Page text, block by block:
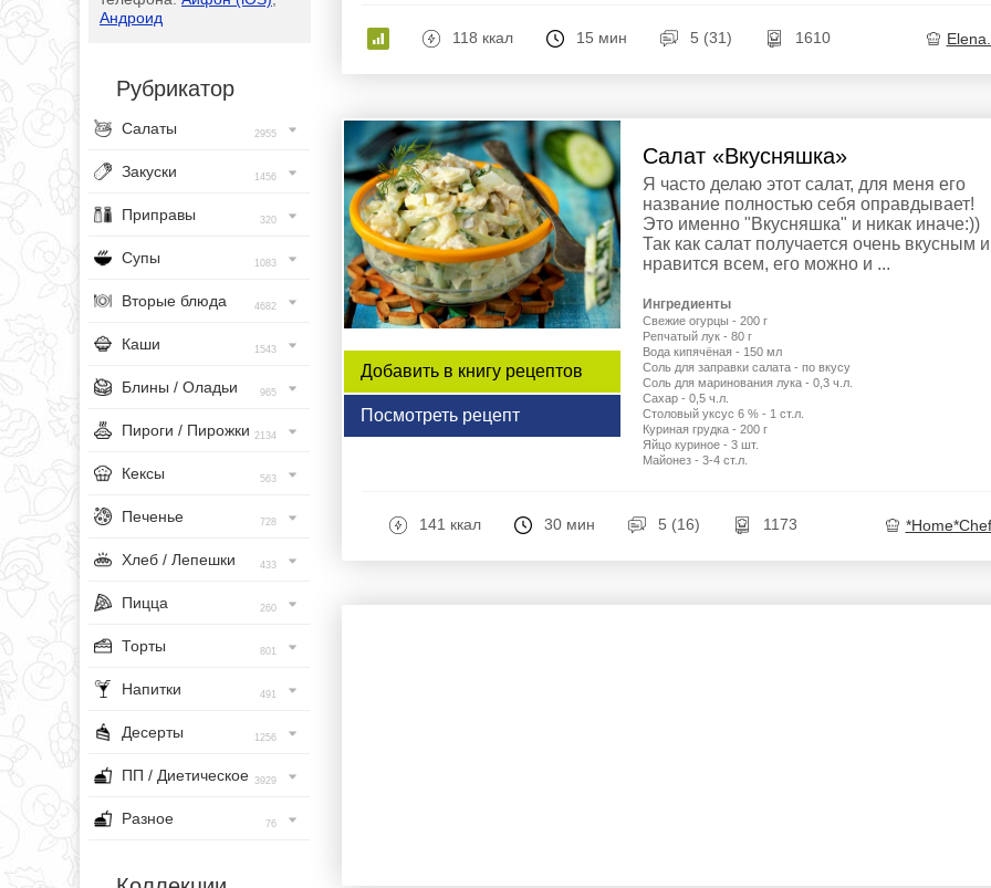
Андроид
Рубрикатор
Салаты 2955
Закуски 1456
Приправы 320
Супы 1083
Вторые блюда 4682
Каши 1543
Блины / Оладьи 965
Пироги / Пирожки 2134
Кексы 563
Печенье 728
Хлеб / Лепешки 433
Пицца 260
Торты 801
Напитки 491
Десерты 1256
ПП / Диетическое 3929
Разное 76
118 ккал 15 мин 5 (31) 1610
Добавить в книгу рецептов
Посмотреть рецепт
Салат «Вкусняшка»
Я часто делаю этот салат, для меня его
название полностью себя оправдывает!
Это именно "Вкусняшка" и никак иначе:))
Так как салат получается очень вкусным и
нравится всем, его можно и ...
Ингредиенты
Свежие огурцы - 200 г
Репчатый лук - 80 г
Вода кипячёная - 150 мл
Соль для заправки салата - по вкусу
Соль для маринования лука - 0,3 ч.л.
Сахар - 0,5 ч.л.
Столовый уксус 6 % - 1 ст.л.
Куриная грудка - 200 г
Яйцо куриное - 3 шт.
Майонез - 3-4 ст.л.
141 ккал 30 мин 5 (16) 1173